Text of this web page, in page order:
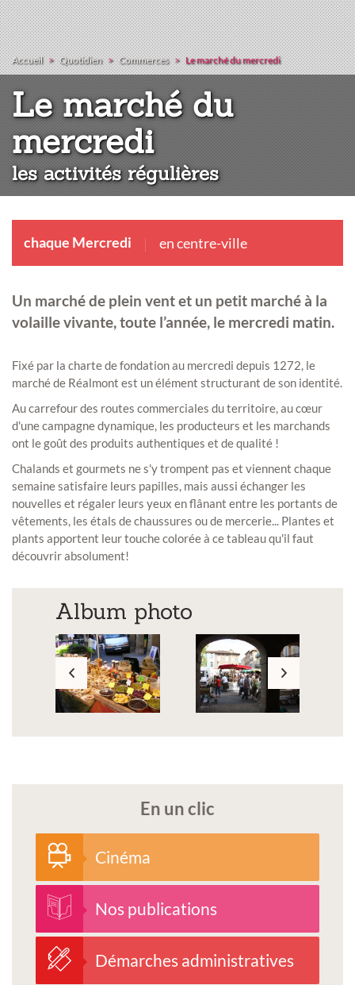
Accueil Quotidien Commerces Le marché du mercredi
Le marché du
mercredi:
les activités régulières
chaque Mercredi en centre-ville
Un marché de plein vent et un petit marché à la
volaille vivante, toute l’année, le mercredi matin.
Fixé par la charte de fondation au mercredi depuis 1272, le
marché de Réalmont est un élément structurant de son identité.
Au carrefour des routes commerciales du territoire, au cœur
d'une campagne dynamique, les producteurs et les marchands
ont le goût des produits authentiques et de qualité !
Chalands et gourmets ne s'y trompent pas et viennent chaque
semaine satisfaire leurs papilles, mais aussi échanger les
nouvelles et régaler leurs yeux en flânant entre les portants de
vêtements, les étals de chaussures ou de mercerie... Plantes et
plants apportent leur touche colorée à ce tableau qu'il faut
découvrir absolument!
Album photo
En un clic
Cinéma
Nos publications
Démarches administratives